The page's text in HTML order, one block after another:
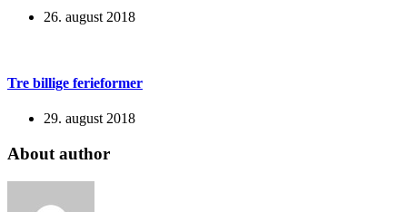
26. august 2018
Tre billige ferieformer
29. august 2018
About author